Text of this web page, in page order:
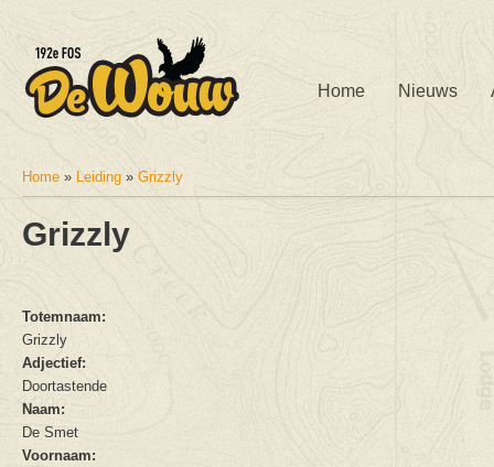
Home Nieuws
U bent hier
Home » Leiding » Grizzly
Grizzly
Totemnaam:
Grizzly
Adjectief:
Doortastende
Naam:
De Smet
Voornaam: